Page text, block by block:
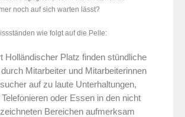
noch auf sich warten lässt?
wie folgt auf die Pelle:
Holländischer Platz finden stündliche
Mitarbeiter und Mitarbeiterinnen
auf zu laute Unterhaltungen,
oderEssen in den nicht
Bereichen aufmerksam